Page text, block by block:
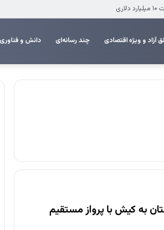
عمرانی
آزاد و ویژه اقتصادی چند رسانه‌ای دانش و فناوری
به کیش با پرواز مستقیم